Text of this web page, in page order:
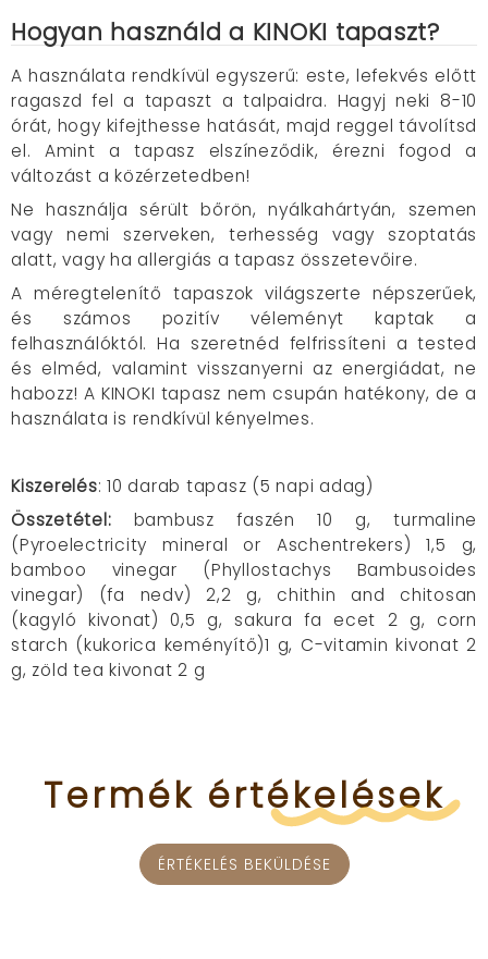
Hogyan használd a KINOKI tapaszt?
A használata rendkívül egyszerű: este, lefekvés előtt
ragaszd fel a tapaszt a talpaidra. Hagyj neki 8-10
órát, hogy kifejthesse hatását, majd reggel távolítsd
el. Amint a tapasz elszíneződik, érezni fogod a
változást a közérzetedben!
Ne használja sérült bőrön, nyálkahártyán, szemen
vagy nemi szerveken, terhesség vagy szoptatás
alatt, vagy ha allergiás a tapasz összetevőire.
A méregtelenítő tapaszok világszerte népszerűek,
és számos pozitív véleményt kaptak a
felhasználóktól. Ha szeretnéd felfrissíteni a tested
és elméd, valamint visszanyerni az energiádat, ne
habozz! A KINOKI tapasz nem csupán hatékony, de a
használata is rendkívül kényelmes.
Kiszerelés: 10 darab tapasz (5 napi adag)
Összetétel: bambusz faszén 10 g, turmaline
(Pyroelectricity mineral or Aschentrekers) 1,5 g,
bamboo vinegar (Phyllostachys Bambusoides
vinegar) (fa nedv) 2,2 g, chithin and chitosan
(kagyló kivonat) 0,5 g, sakura fa ecet 2 g, corn
starch (kukorica keményítő)1 g, C-vitamin kivonat 2
g, zöld tea kivonat 2 g
Termék értékelések
ÉRTÉKELÉS BEKÜLDÉSE